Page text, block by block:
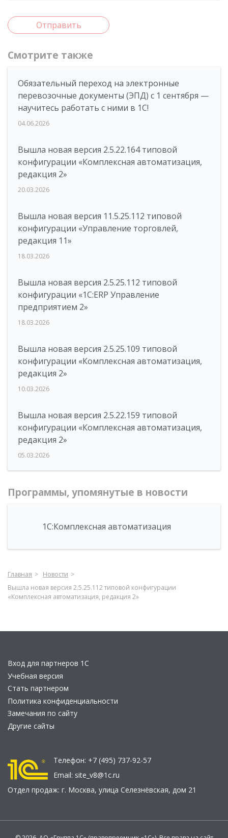
Отправить
Смотрите также
Обязательный переход на электронные
перевозочные документы (ЭПД) с 1 сентября —
научитесь работать с ними в 1С!
04.06.2026
Вышла новая версия 2.5.22.164 типовой
конфигурации «Комплексная автоматизация,
редакция 2»
20.03.2026
Вышла новая версия 11.5.25.112 типовой
конфигурации «Управление торговлей,
редакция 11»
18.03.2026
Вышла новая версия 2.5.25.112 типовой
конфигурации «1С:ERP Управление
предприятием 2»
18.03.2026
Вышла новая версия 2.5.25.109 типовой
конфигурации «Комплексная автоматизация,
редакция 2»
10.03.2026
Вышла новая версия 2.5.22.159 типовой
конфигурации «Комплексная автоматизация,
редакция 2»
05.03.2026
Программы, упомянутые в новости
1С:Комплексная автоматизация
Главная
Новости
Вышла новая версия 2.5.25.112 типовой конфигурации
«Комплексная автоматизация, редакция 2»
Вход для партнеров 1С
Учебная версия
Стать партнером
Политика конфиденциальности
Замечания по сайту
Другие сайты
Телефон: +7 (495) 737-92-57
Email: site_v8@1c.ru
Отдел продаж: г. Москва, улица Селезнёвская, дом 21